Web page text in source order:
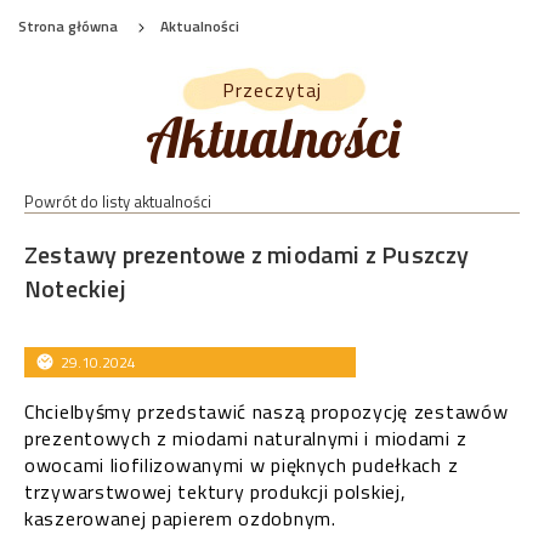
Strona główna Aktualności
Przeczytaj
Aktualności
Powrót do listy aktualności
Zestawy prezentowe z miodami z Puszczy
Noteckiej
29.10.2024
Chcielbyśmy przedstawić naszą propozycję zestawów
prezentowych z miodami naturalnymi i miodami z
owocami liofilizowanymi w pięknych pudełkach z
trzywarstwowej tektury produkcji polskiej,
kaszerowanej papierem ozdobnym.